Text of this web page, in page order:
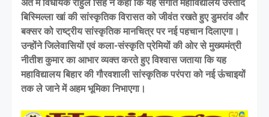
अंत में विधायक राहुल सिंह ने कहा कि यह संगीत महाविद्यालय उस्ताद
बिस्मिल्ला खां की सांस्कृतिक विरासत को जीवंत रखते हुए डुमरांव और
बक्सर को राष्ट्रीय सांस्कृतिक मानचित्र पर नई पहचान दिलाएगा।
उन्होंने जिलेवासियों एवं कला-संस्कृति प्रेमियों की ओर से मुख्यमंत्री
नीतीश कुमार का आभार व्यक्त करते हुए विश्वास जताया कि यह
महाविद्यालय बिहार की गौरवशाली सांस्कृतिक परंपरा को नई ऊंचाइयों
तक ले जाने में अहम भूमिका निभाएगा।